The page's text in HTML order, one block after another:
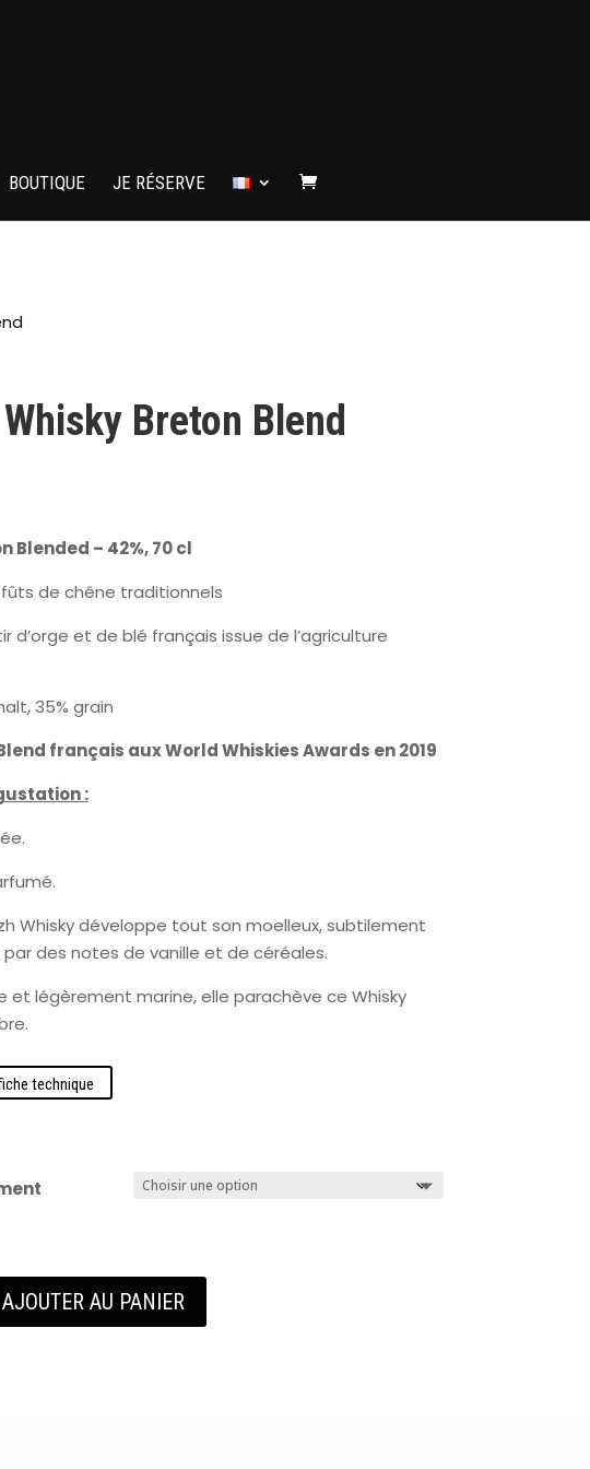
BOUTIQUE JE RÉSERVE
Breton Blend
Blended – 42%, 70 cl
de chêne traditionnels
d’orge et de blé français issue de l’agriculture
35% grain
français aux World Whiskies Awards en 2019
:
Whisky développe tout son moelleux, subtilement
des notes de vanille et de céréales.
et légèrement marine, elle parachève ce Whisky
technique
AJOUTER AU PANIER